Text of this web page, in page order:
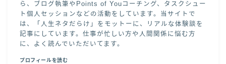
ら、ブログ執筆やPoints of Youコーチング、タスクシュー
ト個人セッションなどの活動をしています。当サイトで
は、「人生ネタだらけ」をモットーに、リアルな体験談を
記事にしています。仕事が忙しい方や人間関係に悩む方
に、よく読んでいただいてます。
プロフィールを読む